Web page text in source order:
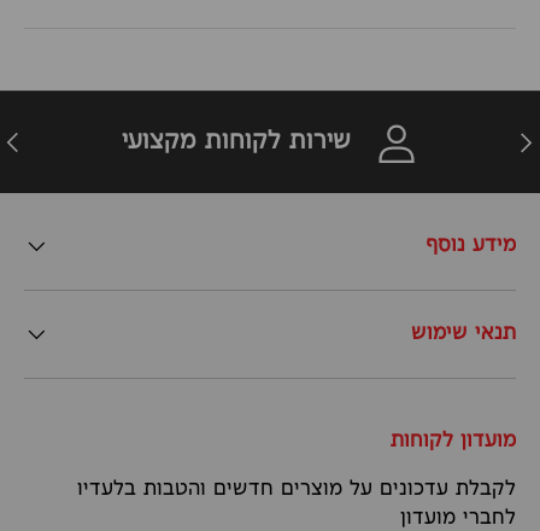
חזרה שירות לקוחות מקצועי
מידע נוסף
תנאי שימוש
מועדון לקוחות
לקבלת עדכונים על מוצרים חדשים והטבות בלעדיו
לחברי מועדון